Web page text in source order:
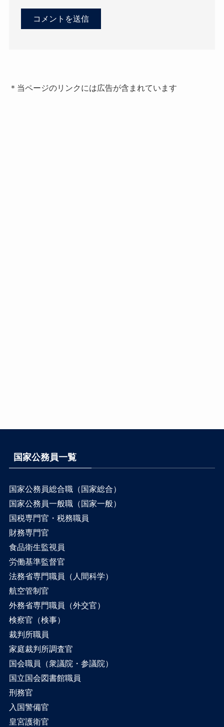
＊当ページのリンクには広告が含まれています
国家公務員一覧
国家公務員総合職（国家総合）
国家公務員一般職（国家一般）
国税専門官・税務職員
財務専門官
食品衛生監視員
労働基準監督官
法務省専門職員（人間科学）
航空管制官
外務省専門職員（外交官）
検察官（検事）
裁判所職員
家庭裁判所調査官
国会職員（衆議院・参議院）
国立国会図書館職員
刑務官
入国警備官
皇宮護衛官